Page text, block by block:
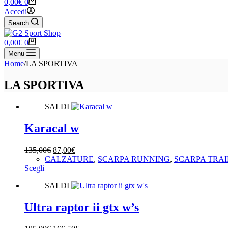
0,00€ 0
Accedi
Search
Carrello
0,00€ 0
Menu
Home/LA SPORTIVA
LA SPORTIVA
SALDI
Karacal w
135,00€ Il
prezzo
135,00€.
87,00€Il
prezzo
87,00€.
CALZATURE, SCARPA RUNNING, SCARPA
Scegli
ha
varianti.
Le
SALDI
Ultra raptor ii gtx w’s